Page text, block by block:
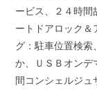
ービス、２４時間
ートドアロック＆
グ：駐車位置検索
か、ＵＳＢオンデ
間コンシェルジュ